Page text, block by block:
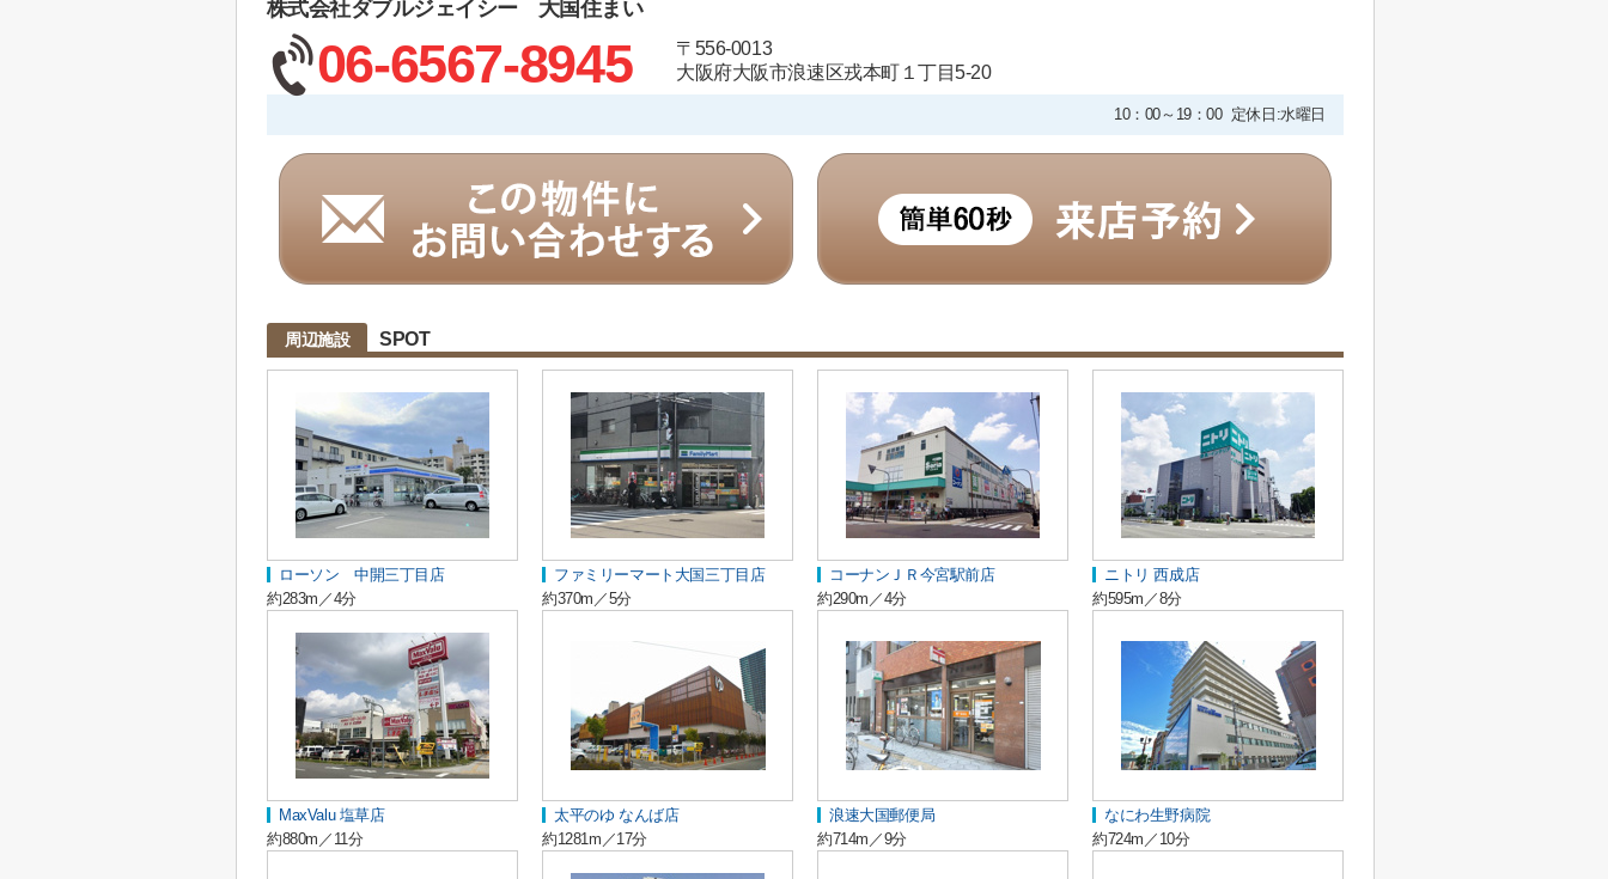
株式会社ダブルジェイシー 大国住まい
06-6567-8945
〒556-0013
大阪府大阪市浪速区戎本町１丁目5-20
10：00～19：00 定休日:水曜日
周辺施設 SPOT
ローソン 中開三丁目店
約283m／4分
ファミリーマート大国三丁目店
約370m／5分
コーナンＪＲ今宮駅前店
約290m／4分
ニトリ 西成店
約595m／8分
MaxValu 塩草店
約880m／11分
太平のゆ なんば店
約1281m／17分
浪速大国郵便局
約714m／9分
なにわ生野病院
約724m／10分